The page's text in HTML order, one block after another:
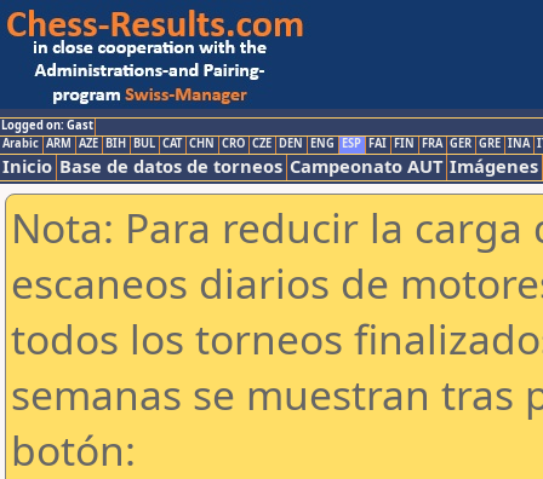
Logged on: Gast
Arabic ARM AZE BIH BUL CAT CHN CRO CZE DEN ENG ESP FAI FIN FRA GER GRE INA
Inicio Base de datos de torneos Campeonato AUT Imágenes
Nota: Para reducir la
escaneos diarios de
todos los torneos
semanas se muestran tras
botón: